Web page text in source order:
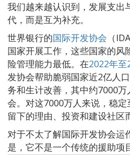
我们越来越认识到，发展支出
代，而是互为补充。
世界银行的国际开发协会 （
国家开展工作，这些国家的风
险管理能力最低。在2022年至
发协会帮助脆弱国家近2亿人
务和生计改善，其中约7000
会。对这7000万人来说，稳定
留下的理由、投资和建设社区
对于不太了解国际开发协会运
是，它不是一个传统的援助项